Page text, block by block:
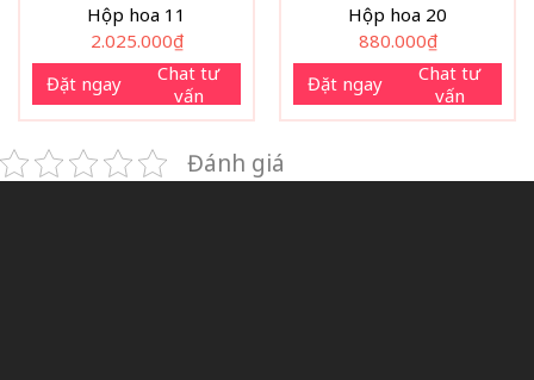
Hộp hoa 11
2.025.000₫
Đặt ngay
Chat tư
vấn
Hộp hoa 20
880.000₫
Đặt ngay
Chat tư
vấn
Đánh giá